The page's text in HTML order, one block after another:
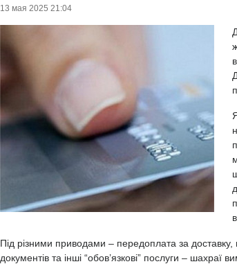
13 мая 2025 21:04
Під різними приводами – передоплата за
документів та інші “обов’язкові” послуги – шахраї